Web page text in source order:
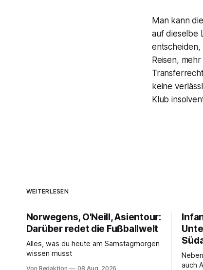
Man kann
auf dieselbe
entscheiden,
Reisen,
keine
Klub
WEITERLESEN
Norwegens, O'Neill, Asientour:
Darüber redet die Fußballwelt
Alles, was du heute am Samstagmorgen
wissen musst
Von Redaktion 08 Aug. 2026
auch